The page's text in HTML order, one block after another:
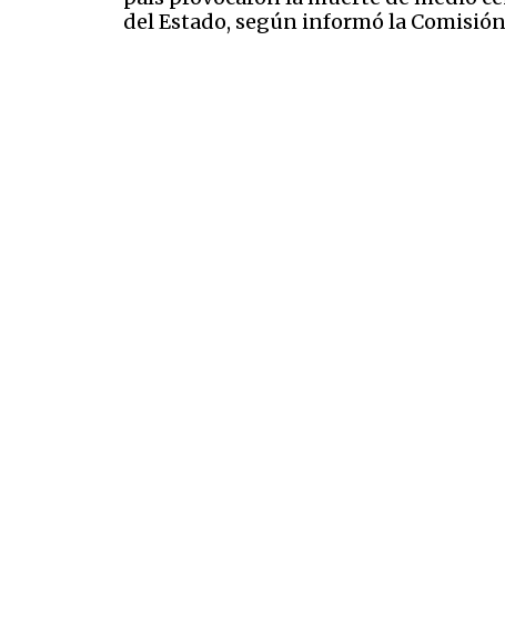
del Estado, según informó la